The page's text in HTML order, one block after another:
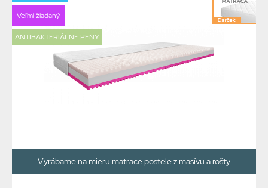
Veľmi žiadaný
ANTIBAKTERIÁLNE PENY
Vyrábame na mieru matrace postele z masívu a rošty